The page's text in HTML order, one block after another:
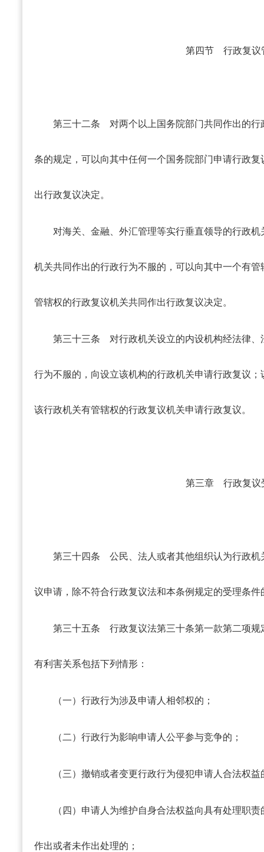
第四节 行政复议
第三十二条 对两个以上国务院部门共同作出的行
条的规定，可以向其中任何一个国务院部门申请行政
出行政复议决定。
对海关、金融、外汇管理等实行垂直领导的行政
机关共同作出的行政行为不服的，可以向其中一个有
管辖权的行政复议机关共同作出行政复议决定。
第三十三条 对行政机关设立的内设机构经法律、
行为不服的，向设立该机构的行政机关申请行政复议
该行政机关有管辖权的行政复议机关申请行政复议。
第三章 行政复议
第三十四条 公民、法人或者其他组织认为行政机
议申请，除不符合行政复议法和本条例规定的受理条
第三十五条 行政复议法第三十条第一款第二项规
有利害关系包括下列情形：
（一）行政行为涉及申请人相邻权的；
（二）行政行为影响申请人公平参与竞争的；
（三）撤销或者变更行政行为侵犯申请人合法权益
（四）申请人为维护自身合法权益向具有处理职
作出或者未作出处理的；